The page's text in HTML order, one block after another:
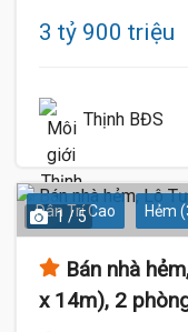
3 tỷ 900 triệu
Thịnh BĐS
Dân Trí Cao Hẻm
1 / 5
Bán nhà
x 14m), 2